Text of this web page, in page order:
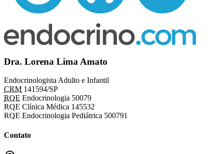
Dra. Lorena Lima Amato
Endocrinologista Adulto e Infantil
CRM 141594/SP
RQE Endocrinologia 50079
RQE Clínica Médica 145532
RQE Endocrinologia Pediátrica 500791
Contato